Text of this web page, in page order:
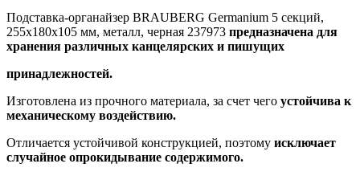
Подставка-органайзер BRAUBERG Germanium 5 секций,
255x180x105 мм, металл, черная 237973 предназначена для
хранения различных канцелярских и пишущих
принадлежностей.
Изготовлена из прочного материала, за счет чего устойчива к
механическому воздействию.
Отличается устойчивой конструкцией, поэтому исключает
случайное опрокидывание содержимого.